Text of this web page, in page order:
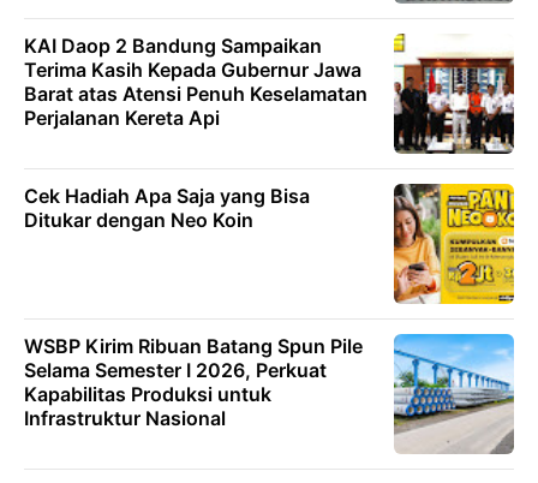
KAI Daop 2 Bandung Sampaikan
Terima Kasih Kepada Gubernur Jawa
Barat atas Atensi Penuh Keselamatan
Perjalanan Kereta Api
Cek Hadiah Apa Saja yang Bisa
Ditukar dengan Neo Koin
WSBP Kirim Ribuan Batang Spun Pile
Selama Semester I 2026, Perkuat
Kapabilitas Produksi untuk
Infrastruktur Nasional